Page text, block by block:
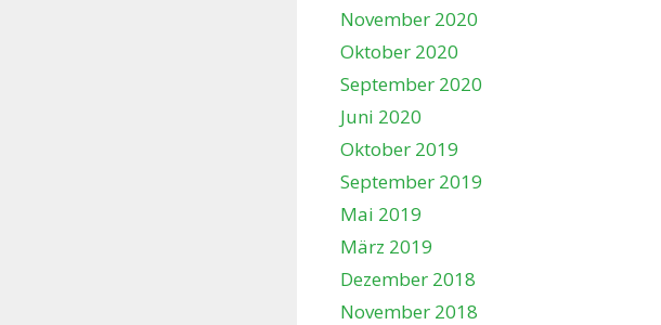
November 2020
Oktober 2020
September 2020
Juni 2020
Oktober 2019
September 2019
Mai 2019
März 2019
Dezember 2018
November 2018